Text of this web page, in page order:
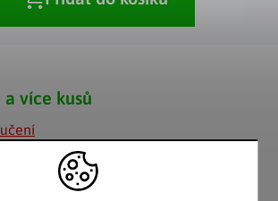
a více kusů